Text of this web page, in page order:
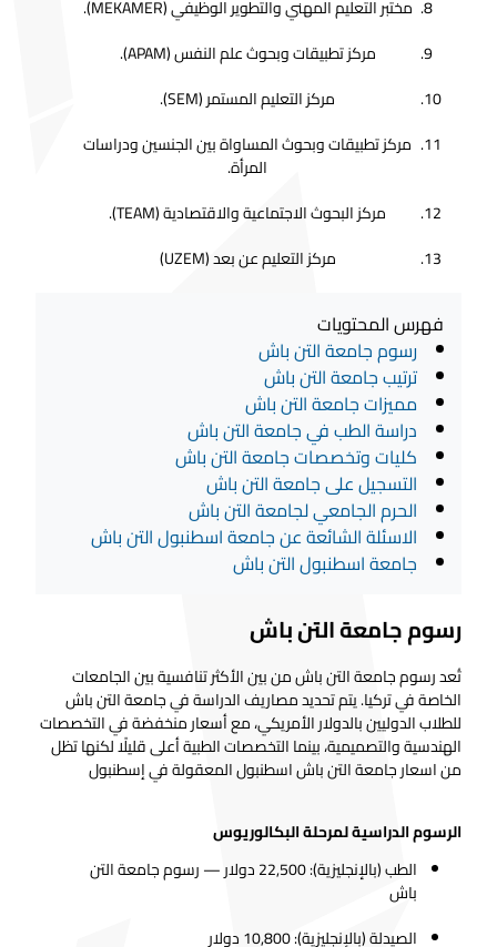
مختبر التعليم المهني والتطوير الوظيفي (MEKAMER).
مركز تطبيقات وبحوث علم النفس (APAM).
مركز التعليم المستمر (SEM).
مركز تطبيقات وبحوث المساواة بين الجنسين ودراسات
المرأة.
مركز البحوث الاجتماعية والاقتصادية (TEAM).
مركز التعليم عن بعد (UZEM)
فهرس المحتويات
رسوم جامعة التن باش
ترتيب جامعة التن باش
مميزات جامعة التن باش
دراسة الطب في جامعة التن باش
كليات وتخصصات جامعة التن باش
التسجيل على جامعة التن باش
الحرم الجامعي لجامعة التن باش
الاسئلة الشائعة عن جامعة اسطنبول التن باش
جامعة اسطنبول التن باش
رسوم جامعة التن باش
تُعد رسوم جامعة التن باش من بين الأكثر تنافسية بين الجامعات
الخاصة في تركيا. يتم تحديد مصاريف الدراسة في جامعة التن باش
للطلاب الدوليين بالدولار الأمريكي، مع أسعار منخفضة في التخصصات
الهندسية والتصميمية، بينما التخصصات الطبية أعلى قليلًا لكنها تظل
من اسعار جامعة التن باش اسطنبول المعقولة في إسطنبول
الرسوم الدراسية لمرحلة البكالوريوس
الطب (بالإنجليزية): 22,500 دولار — رسوم جامعة التن
باش
الصيدلة (بالإنجليزية): 10,800 دولار